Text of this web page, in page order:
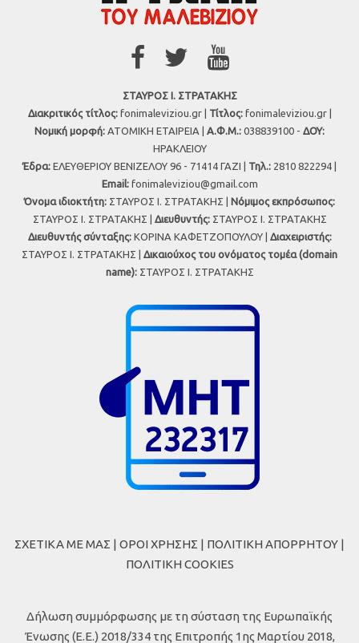
ΣΤΑΥΡΟΣ Ι. ΣΤΡΑΤΑΚΗΣ
Διακριτικός τίτλος:fonimaleviziou.gr | Τίτλος:fonimaleviziou.gr |
Νομική μορφή: ΑΤΟΜΙΚΗ ΕΤΑΙΡΕΙΑ | Α.Φ.Μ.: 038839100 - ΔΟΥ:
ΗΡΑΚΛΕΙΟΥ
Έδρα: ΕΛΕΥΘΕΡΙΟΥ ΒΕΝΙΖΕΛΟΥ 96 - 71414 ΓΑΖΙ | Τηλ.: 2810 822294 |
Εmail: fonimaleviziou@gmail.com
Όνομα ιδιοκτήτη: ΣΤΑΥΡΟΣ Ι. ΣΤΡΑΤΑΚΗΣ | Νόμιμος εκπρόσωπος:
ΣΤΑΥΡΟΣ Ι. ΣΤΡΑΤΑΚΗΣ | Διευθυντής:ΣΤΑΥΡΟΣ Ι. ΣΤΡΑΤΑΚΗΣ
Διευθυντής σύνταξης:ΚΟΡΙΝΑ ΚΑΦΕΤΖΟΠΟΥΛΟΥ | Διαχειριστής:
ΣΤΑΥΡΟΣ Ι. ΣΤΡΑΤΑΚΗΣ | Δικαιούχος του ονόματος τομέα (domain
name):ΣΤΑΥΡΟΣ Ι. ΣΤΡΑΤΑΚΗΣ
ΣΧΕΤΙΚΑ ΜΕ ΜΑΣ | ΟΡΟΙ ΧΡΗΣΗΣ | ΠΟΛΙΤΙΚΗ ΑΠΟΡΡΗΤΟΥ |
ΠΟΛΙΤΙΚΗ COOKIES
Δήλωση συμμόρφωσης με τη σύσταση της Ευρωπαϊκής
Ένωσης (Ε.Ε.) 2018/334 της Επιτροπής 1ης Μαρτίου 2018,